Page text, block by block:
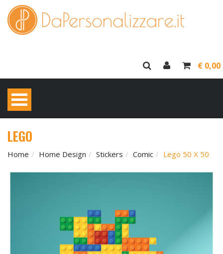
€ 0,00
LEGO
Home Home Design Stickers Comic Lego 50 X 50